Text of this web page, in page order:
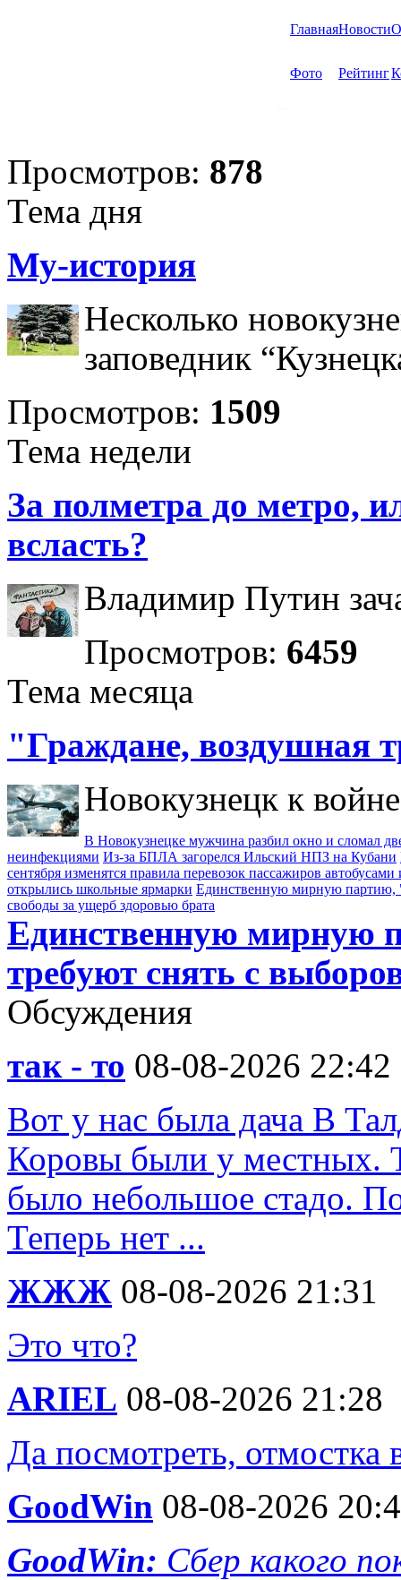
ГлавнаяНовости
Фото Рейтинг
Просмотров: 878
Тема дня
Му-история
Несколько
заповедник
Просмотров: 1509
Тема недели
За полметра до метро,
всласть?
Владимир Путин
Просмотров: 6459
Тема месяца
"Граждане, воздушная
Новокузнецк к
В Новокузнецке мужчина разбил окно и сломал
неинфекциями Из-за БПЛА загорелся Ильский НПЗ на Кубани
сентября изменятся правила перевозок пассажиров автобусами
открылись школьные ярмарки Единственную мирную партию,
свободы за ущерб здоровью брата
Единственную мирную
требуют снять с
Обсуждения
так - то 08-08-2026 22:42
Вот у нас была дача В
Коровы были у местных.
было небольшое стадо.
Теперь нет ...
ЖЖЖ 08-08-2026 21:31
Это что?
ARIEL 08-08-2026 21:28
Да посмотреть,
GoodWin 08-08-2026
GoodWin: Сбер какого